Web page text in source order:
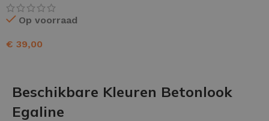
Op voorraad
€ 39,00
Beschikbare Kleuren Betonlook
Egaline